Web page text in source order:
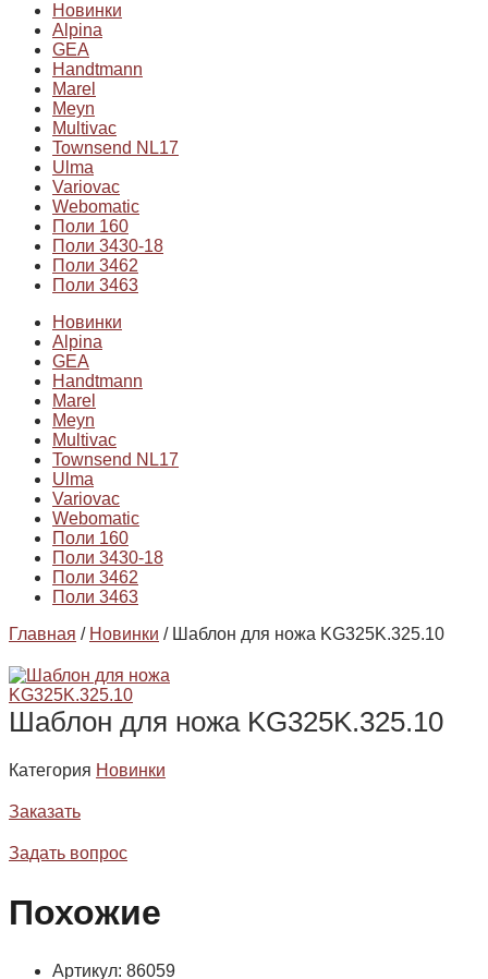
Новинки
Alpina
GEA
Handtmann
Marel
Meyn
Multivac
Townsend NL17
Ulma
Variovac
Webomatic
Поли 160
Поли 3430-18
Поли 3462
Поли 3463
Новинки
Alpina
GEA
Handtmann
Marel
Meyn
Multivac
Townsend NL17
Ulma
Variovac
Webomatic
Поли 160
Поли 3430-18
Поли 3462
Поли 3463
Главная / Новинки / Шаблон для ножа KG325K.325.10
Шаблон для ножа KG325K.325.10
Категория Новинки
Заказать
Задать вопрос
Похожие
Артикул: 86059